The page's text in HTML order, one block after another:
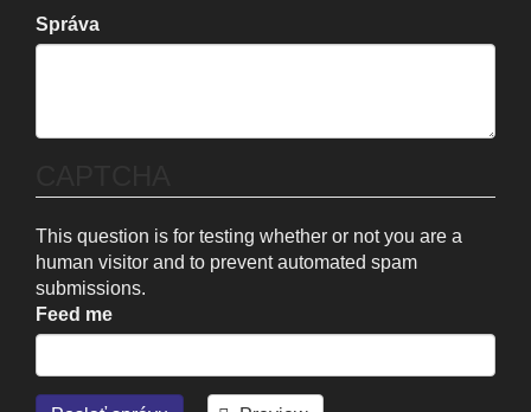
Správa
This question is for testing whether or not you are a
human visitor and to prevent automated spam
submissions.
Feed me